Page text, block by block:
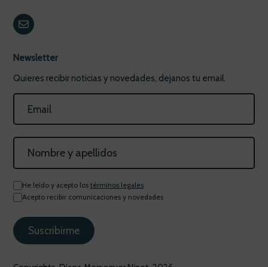
Newsletter
Quieres recibir noticias y novedades, dejanos tu email.
He leído y acepto los términos legales
Acepto recibir comunicaciones y novedades